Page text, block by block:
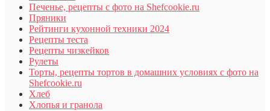
Печенье, рецепты с фото на Shefcookie.ru
Пряники
Рейтинги кухонной техники 2024
Рецепты теста
Рецепты чизкейков
Рулеты
Торты, рецепты тортов в домашних условиях с фото на
Shefcookie.ru
Хлеб
Хлопья и гранола